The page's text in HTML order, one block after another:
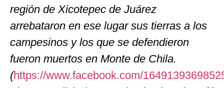
región de Xicotepec de Juárez
arrebataron en ese lugar sus tierras a los
campesinos y los que se defendieron
fueron muertos en Monte de Chila.
(https://www.facebook.com/